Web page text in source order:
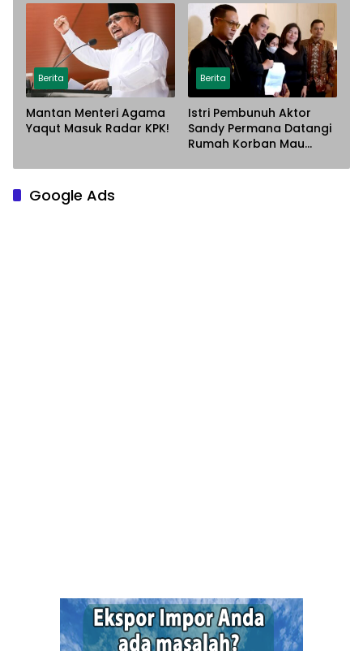
Dugaan Penyerobotan
Lahan
Paksa
Berita
Mantan Menteri Agama
Yaqut Masuk Radar KPK!
Berita
Istri Pembunuh Aktor
Sandy Permana Datangi
Rumah Korban Mau
Google Ads